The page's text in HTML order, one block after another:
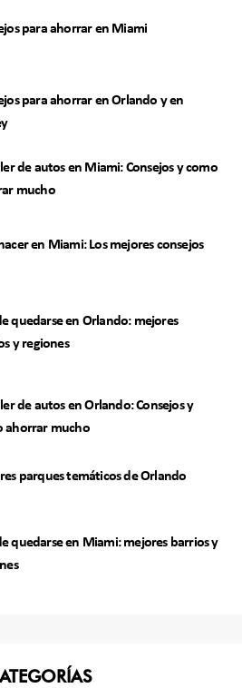
para ahorrar en Miami
para ahorrar en Orlando y en
de autos en Miami: Consejos y como
mucho
en Miami: Los mejores consejos
quedarse en Orlando: mejores
y regiones
de autos en Orlando: Consejos y
ahorrar mucho
parques temáticos de Orlando
quedarse en Miami: mejores barrios y